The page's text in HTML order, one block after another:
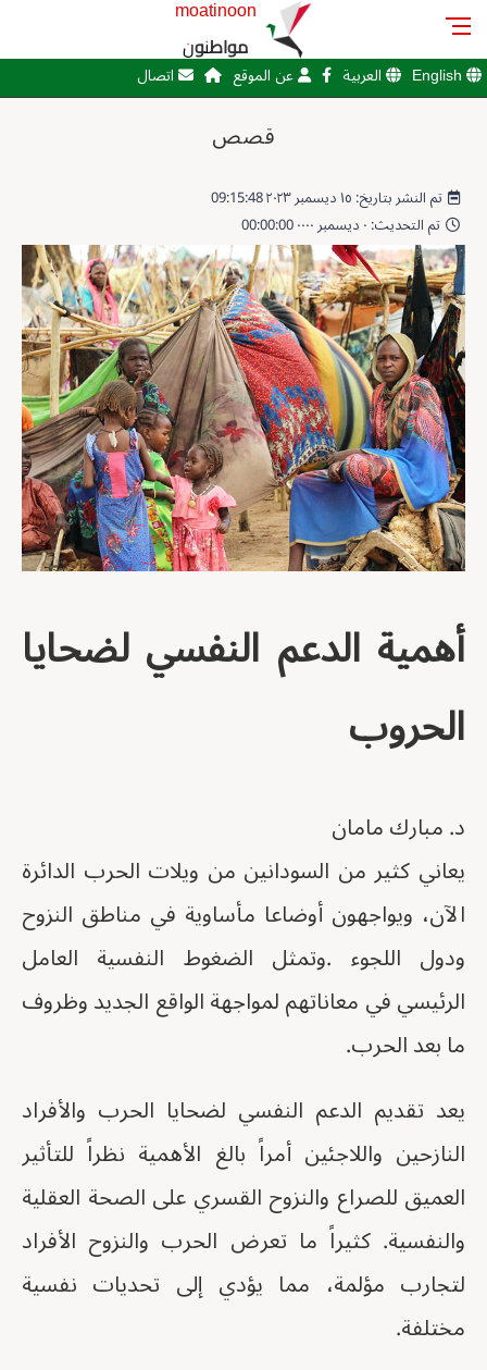
moatinoon
مواطنون
English العربية عن الموقع اتصال
قصص
تم النشر بتاريخ: ١٥ ديسمبر ٢٠٢٣ 09:15:48
تم التحديث: ٠ ديسمبر ٠٠٠٠ 00:00:00
أهمية الدعم النفسي لضحايا
الحروب
د. مبارك مامان
يعاني كثير من السودانين من ويلات الحرب الدائرة
الآن، ويواجهون أوضاعا مأساوية في مناطق النزوح
ودول اللجوء .وتمثل الضغوط النفسية العامل
الرئيسي في معاناتهم لمواجهة الواقع الجديد وظروف
ما بعد الحرب.
يعد تقديم الدعم النفسي لضحايا الحرب والأفراد
النازحين واللاجئين أمراً بالغ الأهمية نظراً للتأثير
العميق للصراع والنزوح القسري على الصحة العقلية
والنفسية. كثيراً ما تعرض الحرب والنزوح الأفراد
لتجارب مؤلمة، مما يؤدي إلى تحديات نفسية
مختلفة.